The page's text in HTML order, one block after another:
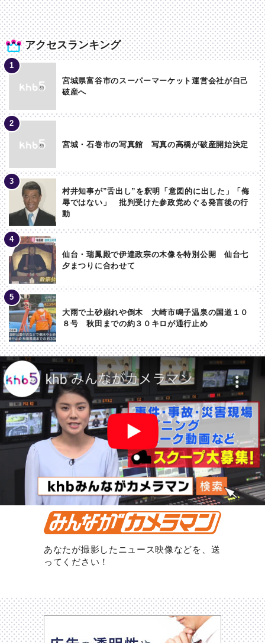
アクセスランキング
宮城県富谷市のスーパーマーケット運営会社が自己
破産へ
宮城・石巻市の写真館 写真の高橋が破産開始決定
村井知事が”舌出し”を釈明「意図的に出した」「侮
辱ではない」 批判受けた参政党めぐる発言後の行
動
仙台・瑞鳳殿で伊達政宗の木像を特別公開 仙台七
夕まつりに合わせて
大雨で土砂崩れや倒木 大崎市鳴子温泉の国道１０
８号 秋田までの約３０キロが通行止め
あなたが撮影したニュース映像などを、送
ってください！